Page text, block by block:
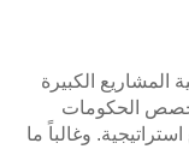
المشاريع الكبيرة
الحكومات
وغالباً ما